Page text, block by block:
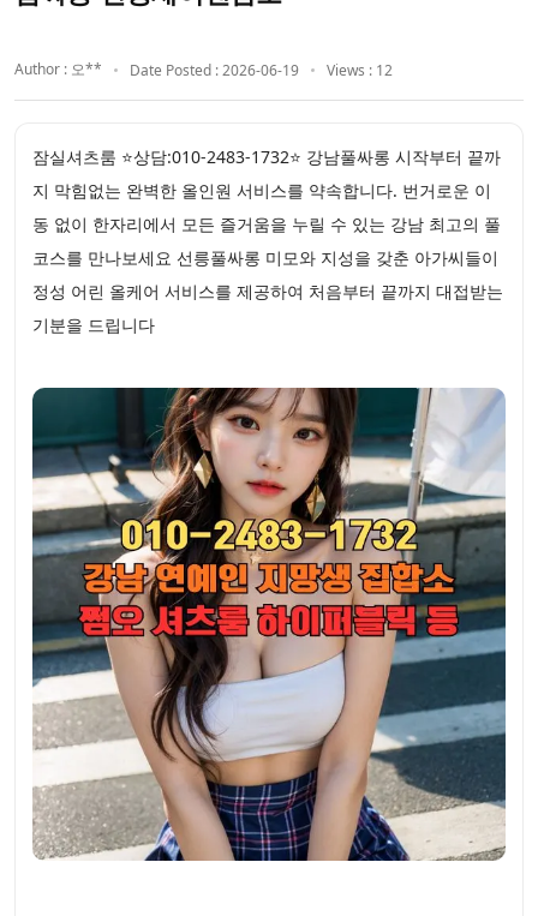
Author : 오** Date Posted : 2026-06-19 Views : 12
잠실셔츠룸 ⭐상담:010-2483-1732⭐ 강남풀싸롱 시작부터 끝까
지 막힘없는 완벽한 올인원 서비스를 약속합니다. 번거로운 이
동 없이 한자리에서 모든 즐거움을 누릴 수 있는 강남 최고의 풀
코스를 만나보세요 선릉풀싸롱 미모와 지성을 갖춘 아가씨들이
정성 어린 올케어 서비스를 제공하여 처음부터 끝까지 대접받는
기분을 드립니다